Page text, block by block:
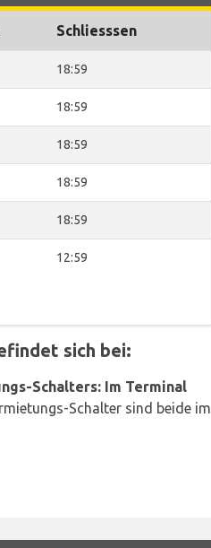
Schliesssen
18:59
18:59
18:59
18:59
18:59
12:59
sich bei:
Schalters: Im Terminal
Schalter sind beide im